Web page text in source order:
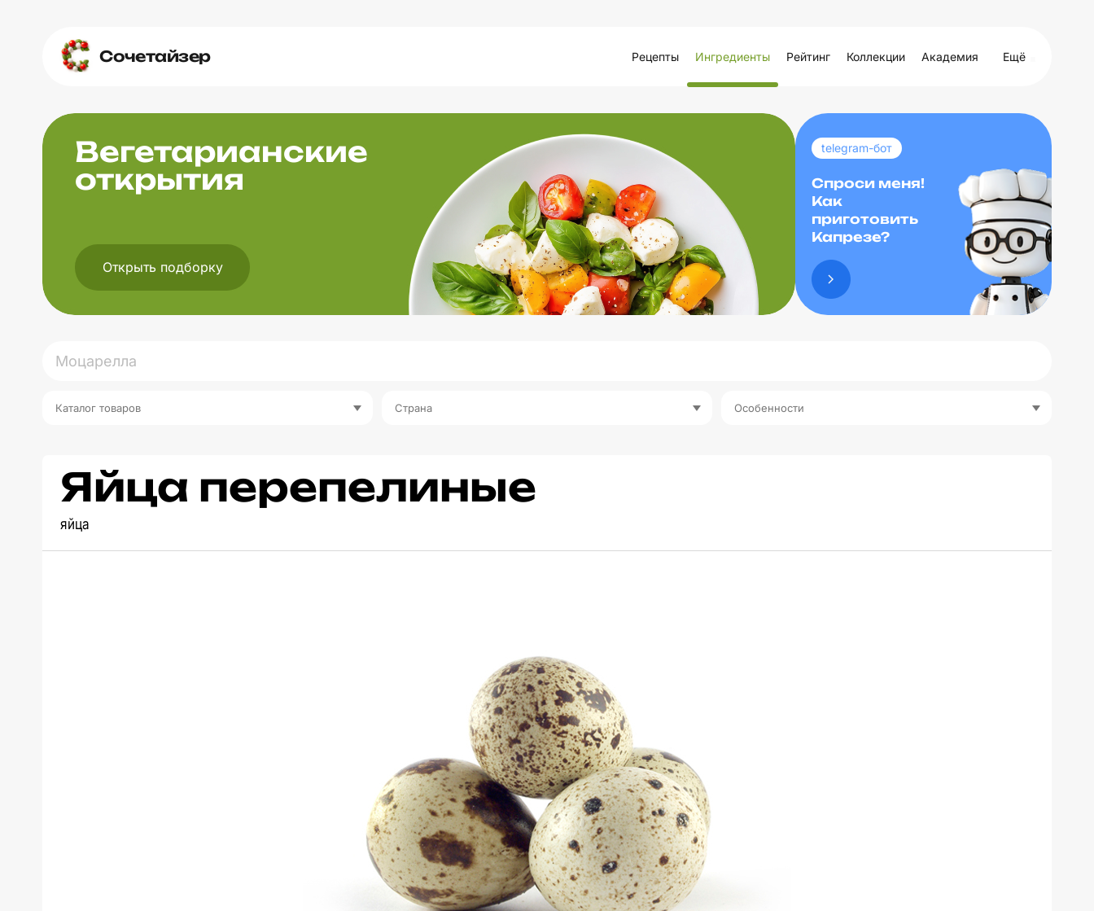
Сочетайзер Рецепты Ингредиенты Рейтинг Коллекции Академия Ещё
Вегетарианские
открытия
Открыть подборку
telegram-бот
Спроси меня!
Как
приготовить
Капрезе?
Каталог товаров Страна Особенности
Яйца перепелиные
яйца